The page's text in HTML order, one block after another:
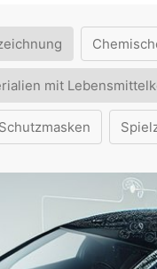
mit
Schutzmasken